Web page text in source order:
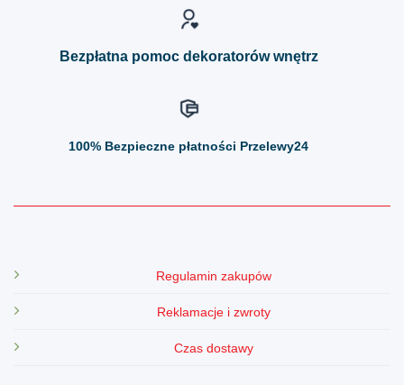
Bezpłatna pomoc dekoratorów wnętrz
100% Bezpieczne płatności Przelewy24
Regulamin zakupów
Reklamacje i zwroty
Czas dostawy